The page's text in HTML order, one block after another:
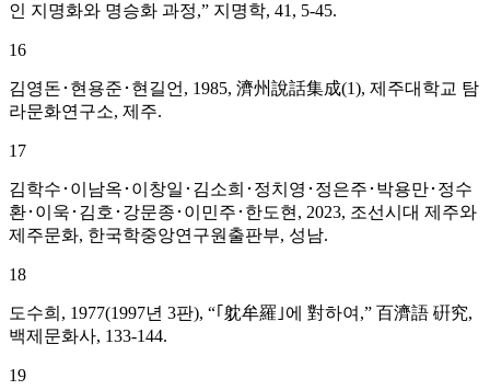
인 지명화와 명승화 과정,” 지명학, 41, 5-45.
16
김영돈･현용준･현길언, 1985, 濟州說話集成(1), 제주대학교 탐
라문화연구소, 제주.
17
김학수･이남옥･이창일･김소희･정치영･정은주･박용만･정수
환･이욱･김호･강문종･이민주･한도현, 2023, 조선시대 제주와
제주문화, 한국학중앙연구원출판부, 성남.
18
도수희, 1977(1997년 3판), “｢躭牟羅｣에 對하여,” 百濟語 硏究,
백제문화사, 133-144.
19